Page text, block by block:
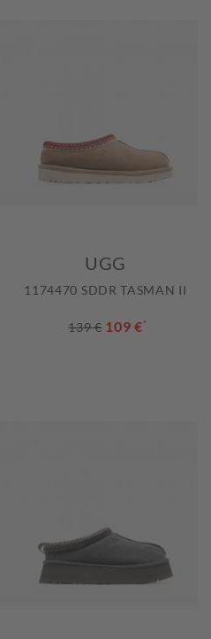
UGG
1174470 SDDR TASMAN II
139 € 109 €*